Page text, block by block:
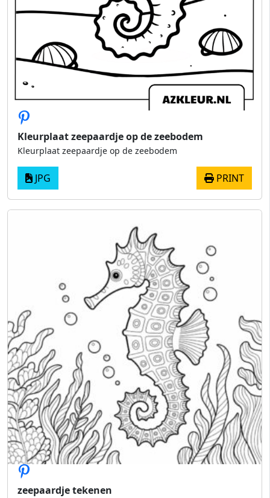
Kleurplaat zeepaardje op de zeebodem
Kleurplaat zeepaardje op de zeebodem
JPG PRINT
zeepaardje tekenen